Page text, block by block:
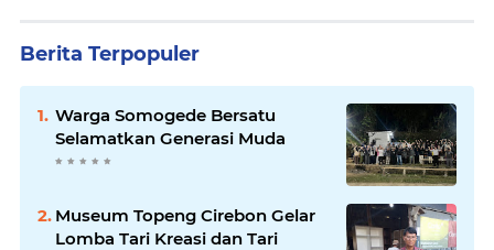
Berita Terpopuler
Warga Somogede Bersatu
Selamatkan Generasi Muda
Museum Topeng Cirebon Gelar
Lomba Tari Kreasi dan Tari